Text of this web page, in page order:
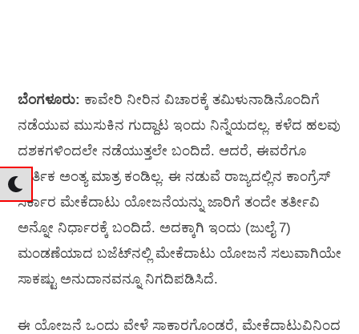
ಬೆಂಗಳೂರು: ಕಾವೇರಿ ನೀರಿನ ವಿಚಾರಕ್ಕೆ ತಮಿಳುನಾಡಿನೊಂದಿಗೆ
ನಡೆಯುವ ಮುಸುಕಿನ ಗುದ್ದಾಟ ಇಂದು ನಿನ್ನೆಯದಲ್ಲ. ಕಳೆದ ಹಲವು
ದಶಕಗಳಿಂದಲೇ ನಡೆಯುತ್ತಲೇ ಬಂದಿದೆ. ಆದರೆ, ಈವರೆಗೂ
ತಾರ್ತಿಕ ಅಂತ್ಯ ಮಾತ್ರ ಕಂಡಿಲ್ಲ. ಈ ನಡುವೆ ರಾಜ್ಯದಲ್ಲಿನ ಕಾಂಗ್ರೆಸ್‌
ಸರ್ಕಾರ ಮೇಕೆದಾಟು ಯೋಜನೆಯನ್ನು ಜಾರಿಗೆ ತಂದೇ ತರ್ತೀವಿ
ಅನ್ನೋ ನಿರ್ಧಾರಕ್ಕೆ ಬಂದಿದೆ. ಅದಕ್ಕಾಗಿ ಇಂದು (ಜುಲೈ 7)
ಮಂಡಣೆಯಾದ ಬಜೆಟ್‌ನಲ್ಲಿ ಮೇಕೆದಾಟು ಯೋಜನೆ ಸಲುವಾಗಿಯೇ
ಸಾಕಷ್ಟು ಅನುದಾನವನ್ನೂ ನಿಗದಿಪಡಿಸಿದೆ.
ಈ ಯೋಜನೆ ಒಂದು ವೇಳೆ ಸಾಕಾರಗೊಂಡರೆ, ಮೇಕೆದಾಟುವಿನಿಂದ